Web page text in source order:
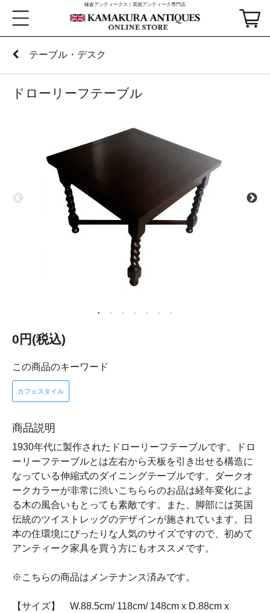
鎌倉アンティークス｜英国アンティーク専門店
テーブル・デスク
ドローリーフテーブル
0円(税込)
この商品のキーワード
カフェスタイル
商品説明
1930年代に製作されたドローリーフテーブルです。ドロ
ーリーフテーブルとは左右から天板を引き出せる構造に
なっている伸縮式のダイニングテーブルです。ダークオ
ークカラーが非常に渋いこちららのお品は経年変化によ
る木の風合いもとっても素敵です。また、脚部には英国
伝統のツイストレッグのデザインが施されています。日
本の住環境にぴったりな人気のサイズですので、初めて
アンティーク家具を買う方にもオススメです。
※こちらの商品はメンテナンス済みです。
【サイズ】 W.88.5cm/ 118cm/ 148cm x D.88cm x